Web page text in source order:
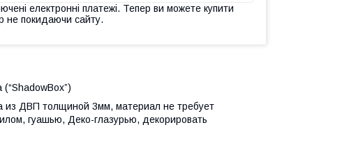
електронні платежі. Тепер ви можете купити
не покидаючи сайту.
из ДВП толщиной 3мм, материал не требует
гуашью, Деко-глазурью, декорировать